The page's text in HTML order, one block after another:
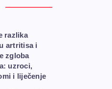
razlika
artritisa i
zgloba
uzroci,
i liječenje